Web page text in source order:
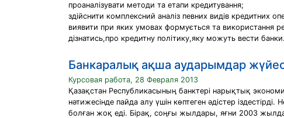
проаналізувати методи та етапи кредитування;
здійснити комплексний аналіз певних видів кредитних
виявити при яких умовах формується та використання
дізнатись,про кредитну політику,яку можуть вести банки.
Банкаралық ақша аударымдар
Курсовая работа, 28 Февраля 2013
Қазақстан Республикасының банктері нарықтық
нәтижесінде пайда алу үшін көптеген әдістер
болған жоқ еді. Бірақ, соңғы жылдары, яғни 2003 жылдан